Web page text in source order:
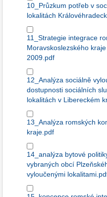
10_Průzkum potřeb v
lokalitách
11_Strategie integrace
Moravskoslezského
2009.pdf
12_Analýza sociálně
dostupnosti sociálních
lokalitách v Libereckém
13_Analýza romských
kraje.pdf
14_analýza bytové
vybraných obcí
vyloučenými